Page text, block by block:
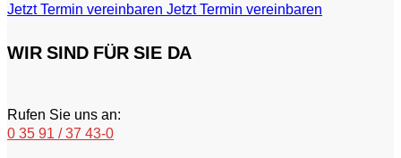
Jetzt Termin vereinbaren Jetzt Termin vereinbaren
WIR SIND FÜR SIE DA
Rufen Sie uns an:
0 35 91 / 37 43-0